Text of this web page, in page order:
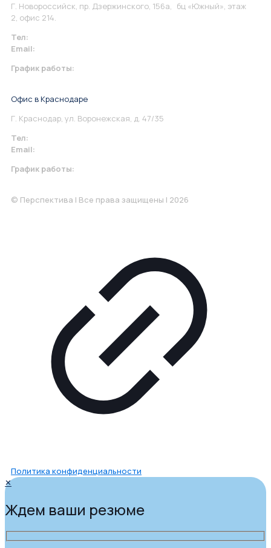
Г. Новороссийск, пр. Дзержинского, 156а, бц «Южный», этаж
2, офис 214.
Тел:
Email:
График работы:
Офис в Краснодаре
Г. Краснодар, ул. Воронежская, д. 47/35
Тел:
Email:
График работы:
© Перспектива | Все права защищены | 2026
Политика конфиденциальности
✕
Ждем ваши резюме